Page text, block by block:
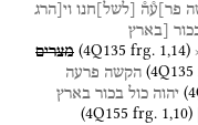
פר]ע֯ה֯ לשל חנו וי[הרג
[בארץ
(4Q135 frg. 1,14)
מצרים
(4Q135 הקשה פרעה
( יהוה כול בכור בארץ
(4Q155 frg. 1,10)